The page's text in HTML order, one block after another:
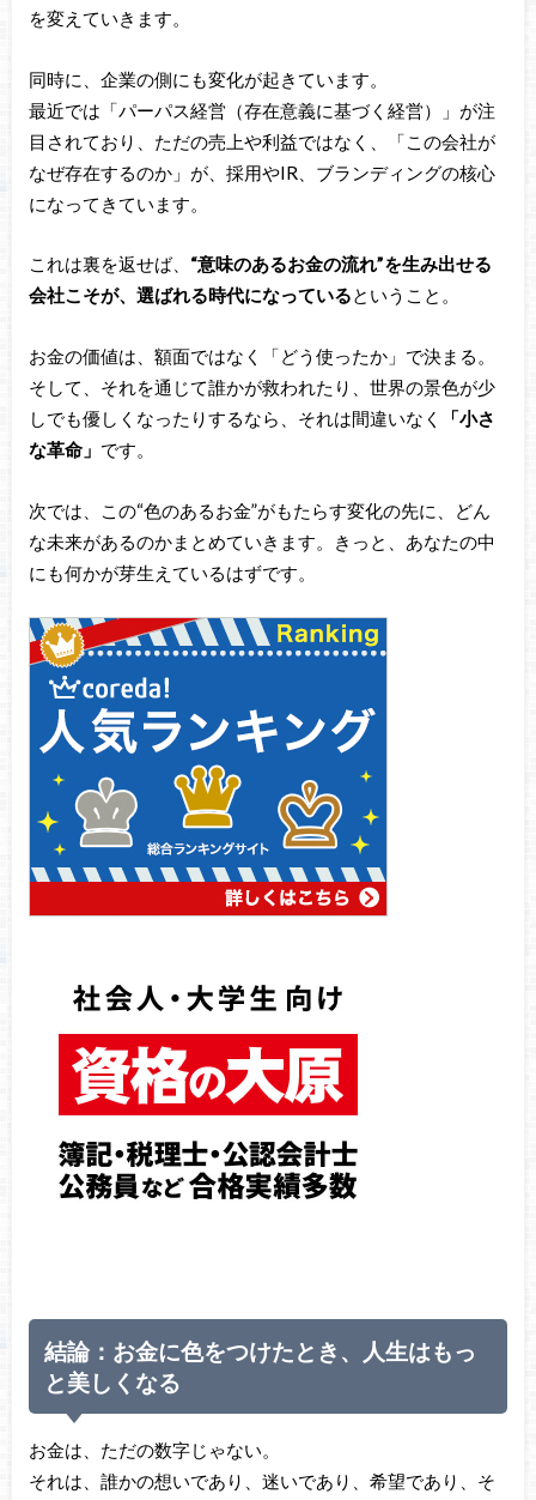
を変えていきます。
同時に、企業の側にも変化が起きています。
最近では「パーパス経営（存在意義に基づく経営）」が注
目されており、ただの売上や利益ではなく、「この会社が
なぜ存在するのか」が、採用やIR、ブランディングの核心
になってきています。
これは裏を返せば、 “意味のあるお金の流れ”を生み出せる
会社こそが、選ばれる時代になっているということ。
お金の価値は、額面ではなく「どう使ったか」で決まる。
そして、それを通じて誰かが救われたり、世界の景色が少
しでも優しくなったりするなら、それは間違いなく
「小さ
な革命」 です。
次では、この“色のあるお金”がもたらす変化の先に、どん
な未来があるのかまとめていきます。きっと、あなたの中
にも何かが芽生えているはずです。
結論：お金に色をつけたとき、人生はもっ
と美しくなる
お金は、ただの数字じゃない。
それは、誰かの想いであり、迷いであり、希望であり、そ